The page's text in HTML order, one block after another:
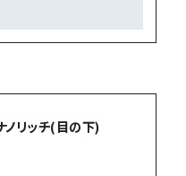
リッチ(目の下)